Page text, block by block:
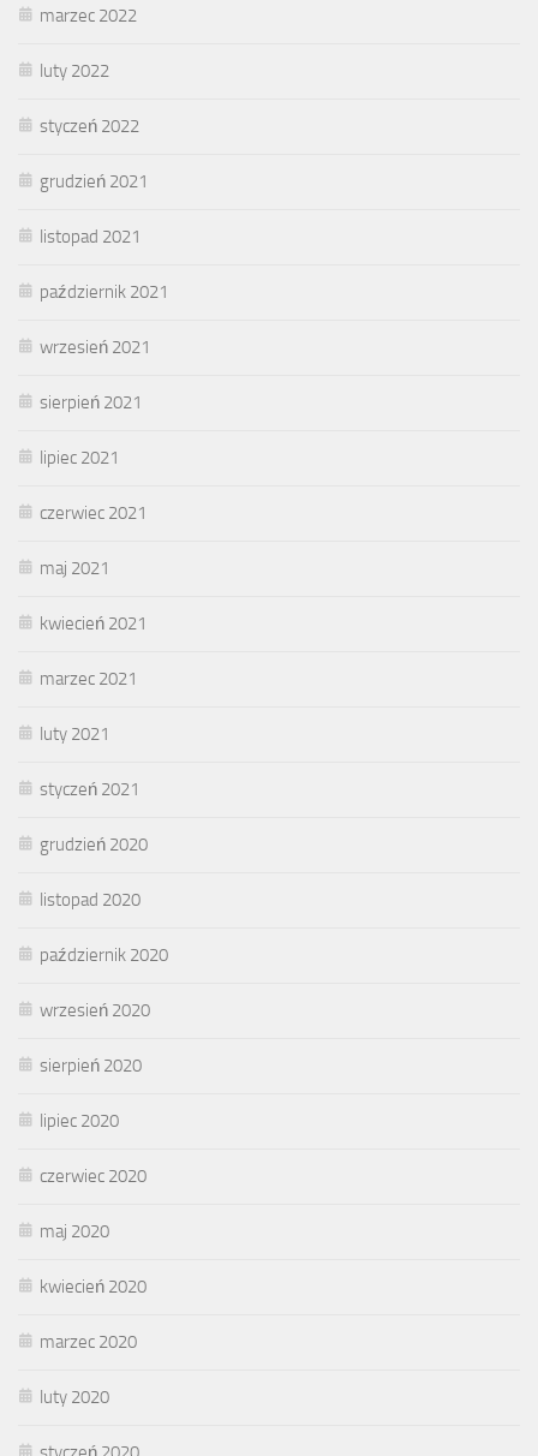
marzec 2022
luty 2022
styczeń 2022
grudzień 2021
listopad 2021
październik 2021
wrzesień 2021
sierpień 2021
lipiec 2021
czerwiec 2021
maj 2021
kwiecień 2021
marzec 2021
luty 2021
styczeń 2021
grudzień 2020
listopad 2020
październik 2020
wrzesień 2020
sierpień 2020
lipiec 2020
czerwiec 2020
maj 2020
kwiecień 2020
marzec 2020
luty 2020